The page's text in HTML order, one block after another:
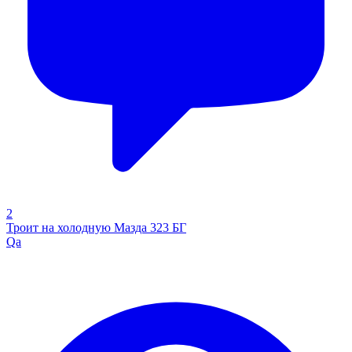
2
Троит на холодную Мазда 323 БГ
Qa